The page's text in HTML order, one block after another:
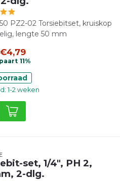
PZ2-02 Torsiebitset, kruiskop
lengte 50 mm
€4,79
11%
1-2 weken
set, 1/4", PH 2,
2-dlg.